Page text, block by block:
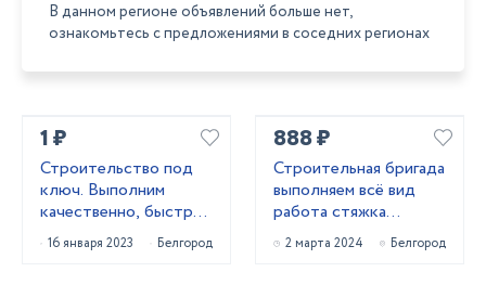
В данном регионе объявлений больше нет,
ознакомьтесь с предложениями в соседних регионах
1 ₽
Строительство под
ключ. Выполним
качественно, быстро,
подскажем лучшее!
16 января 2023 Белгород
888 ₽
Строительная бригада
выполняем всё вид
работа стяжка
короед фасад
штукатурк
2 марта 2024 Белгород